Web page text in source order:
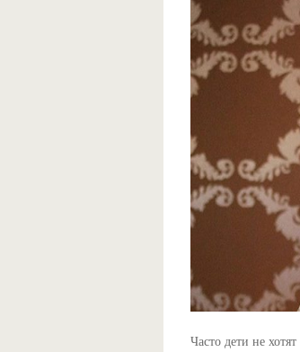
Часто дети не